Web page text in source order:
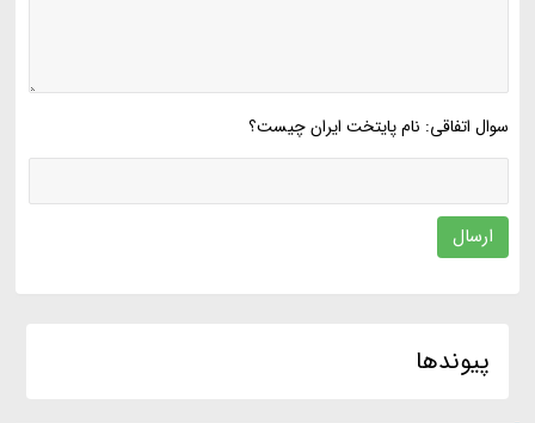
سوال اتفاقی: نام پایتخت ایران چیست؟
ارسال
پیوندها